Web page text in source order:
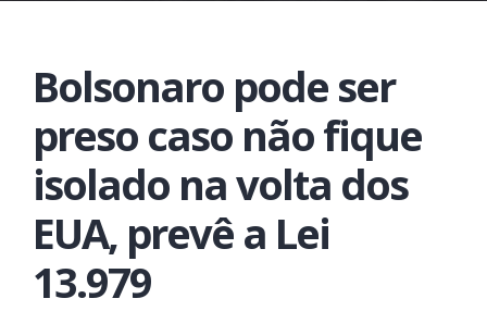
Bolsonaro pode ser
preso caso não fique
isolado na volta dos
EUA, prevê a Lei
13.979